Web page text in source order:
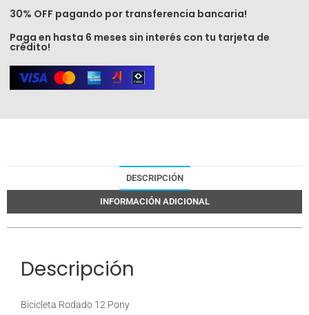
30% OFF pagando por transferencia bancaria!
Paga en hasta 6 meses sin interés con tu tarjeta de
crédito!
DESCRIPCIÓN
INFORMACIÓN ADICIONAL
Descripción
Bicicleta Rodado 12 Pony